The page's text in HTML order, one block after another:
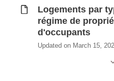
Logements par
régime de
d'occupants
Updated on March 15,